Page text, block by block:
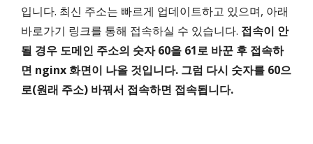
입니다. 최신 주소는 빠르게 업데이트하고 있으며, 아래
바로가기 링크를 통해 접속하실 수 있습니다. 접속이 안
될 경우 도메인 주소의 숫자 60을 61로 바꾼 후 접속하
면 nginx 화면이 나올 것입니다. 그럼 다시 숫자를 60으
로(원래 주소) 바꿔서 접속하면 접속됩니다.